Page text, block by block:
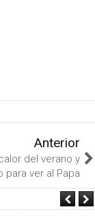
Anterior
del verano y
para ver al Papa